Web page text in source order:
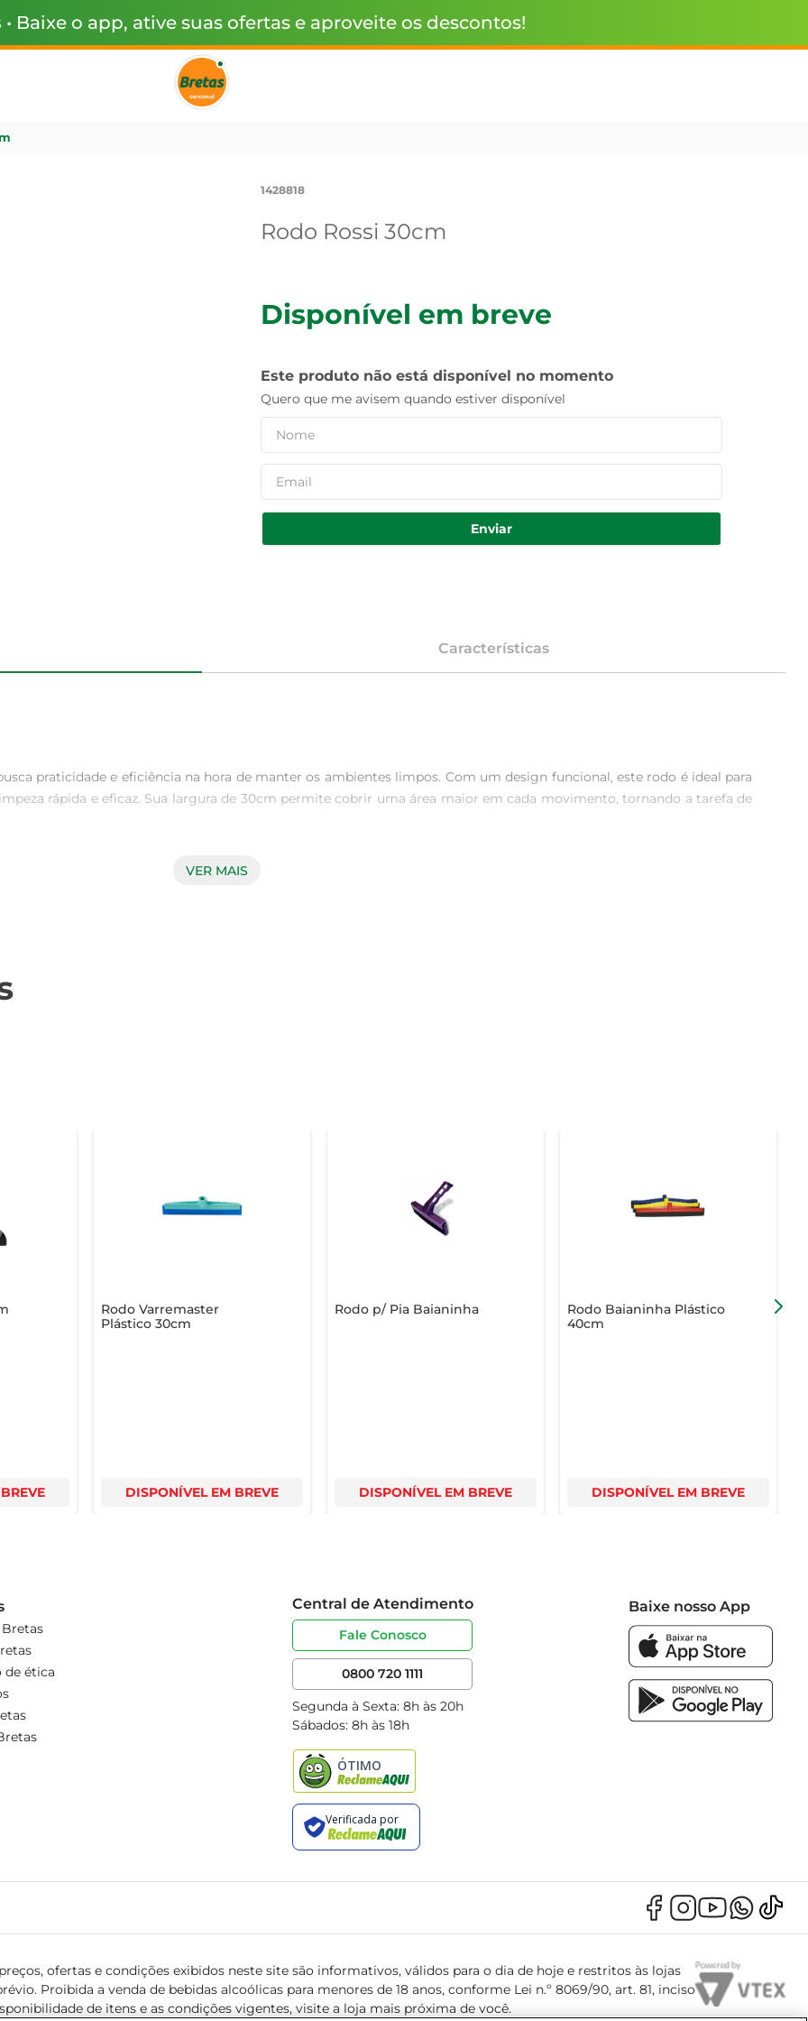
• Baixe o app, ative suas ofertas e aproveite os descontos!
1428818
Rodo Rossi 30cm
Disponível em breve
Este produto não está disponível no momento
Quero que me avisem quando estiver disponível
Enviar
Características
praticidade e eficiência na hora de manter os ambientes limpos. Com um design funcional, este rodo é ideal para
rápida e eficaz. Sua largura de 30cm permite cobrir uma área maior em cada movimento, tornando a tarefa de
como residências, escritórios e estabelecimentos comerciais. Ideal para a limpeza de pisos frios, laminados ou
VER MAIS
Rodo Varremaster
Plástico 30cm
DISPONÍVEL EM BREVE
Rodo p/ Pia Baianinha
DISPONÍVEL EM BREVE
Rodo Baianinha Plástico
40cm
DISPONÍVEL EM BREVE
de ética
Central de Atendimento
Fale Conosco
0800 720 1111
Segunda à Sexta: 8h às 20h
Sábados: 8h às 18h
Baixe nosso App
ofertas e condições exibidos neste site são informativos, válidos para o dia de hoje e restritos às lojas
Proibida a venda de bebidas alcoólicas para menores de 18 anos, conforme Lei n.º 8069/90, art. 81, inciso
de itens e as condições vigentes, visite a loja mais próxima de você.